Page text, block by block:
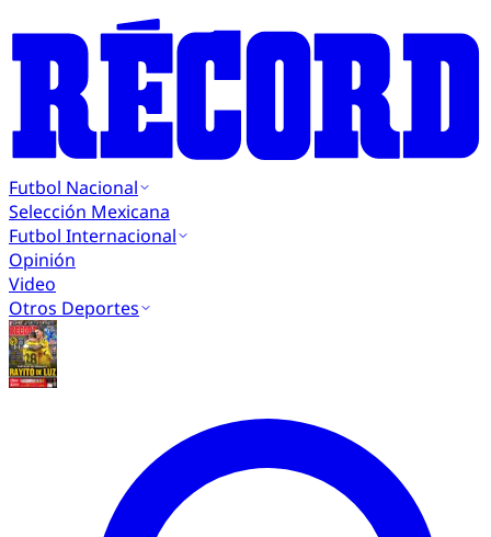
Futbol Nacional
Selección Mexicana
Futbol Internacional
Opinión
Video
Otros Deportes